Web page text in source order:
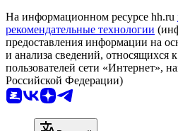
На информационном ресурсе hh.ru
рекомендательные технологии
предоставления информации на
и анализа сведений, относящихся
пользователей сети «Интернет»,
Российской Федерации)